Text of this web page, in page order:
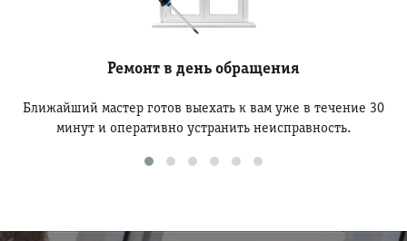
Ремонт в день обращения
Ближайший мастер готов выехать к вам уже в течение 30
минут и оперативно устранить неисправность.